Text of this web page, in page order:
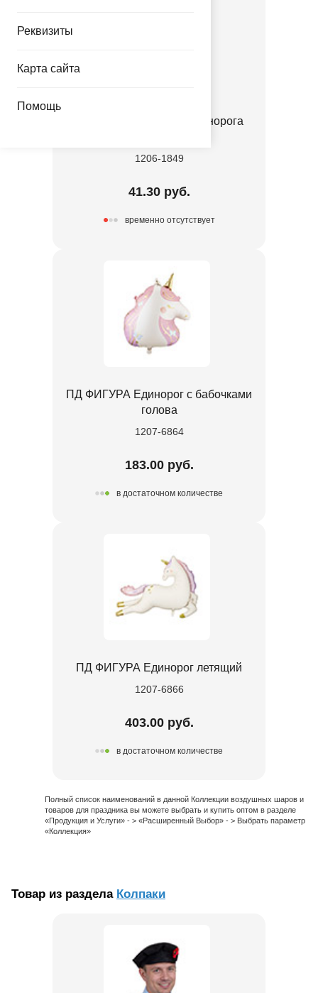
Реквизиты
Карта сайта
Помощь
Ф М/ФИГУРА Голова Единорога
1206-1849
41.30 руб.
временно отсутствует
ПД ФИГУРА Единорог с бабочками
голова
1207-6864
183.00 руб.
в достаточном количестве
ПД ФИГУРА Единорог летящий
1207-6866
403.00 руб.
в достаточном количестве
Полный список наименований в данной Коллекции воздушных шаров и
товаров для праздника вы можете выбрать и купить оптом в разделе
«Продукция и Услуги» - > «Расширенный Выбор» - > Выбрать параметр
«Коллекция»
Товар из раздела Колпаки